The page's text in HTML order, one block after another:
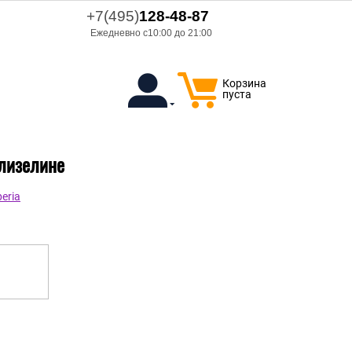
+7(495)128-48-87
Ежедневно с10:00 до 21:00
Корзина
пуста